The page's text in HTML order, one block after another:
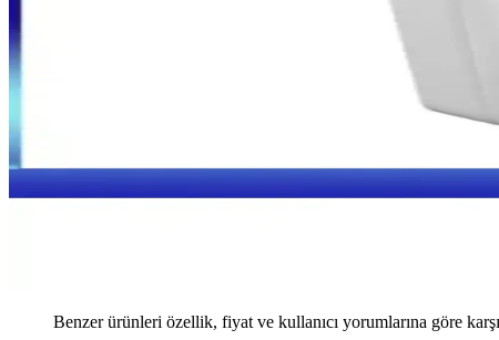
Benzer ürünleri özellik, fiyat ve kullanıcı yorumlarına göre